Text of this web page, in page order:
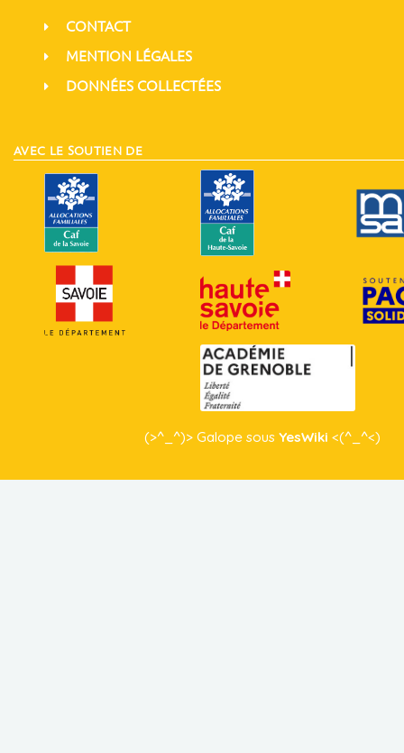
CONTACT
MENTION LÉGALES
DONNÉES COLLECTÉES
AVEC LE SOUTIEN DE
(>^_^)> Galope sousYesWiki <(^_^<)